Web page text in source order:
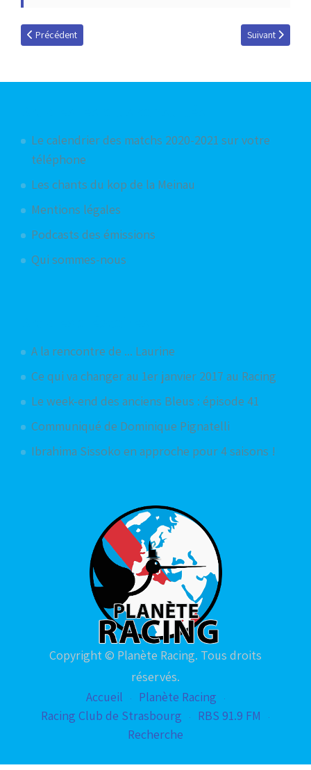
Article précédent : Concertation autour du projet de restructuration de
Précédent Article suivant
Suivant
Le calendrier des matchs 2020-2021 sur votre
téléphone
Les chants du kop de la Meinau
Mentions légales
Podcasts des émissions
Qui sommes-nous
A la rencontre de ... Laurine
Ce qui va changer au 1er janvier 2017 au Racing
Le week-end des anciens Bleus : épisode 41
Communiqué de Dominique Pignatelli
Ibrahima Sissoko en approche pour 4 saisons !
Copyright © Planète Racing. Tous droits
réservés.
Accueil
Planète Racing
Racing Club de Strasbourg
RBS 91.9 FM
Recherche